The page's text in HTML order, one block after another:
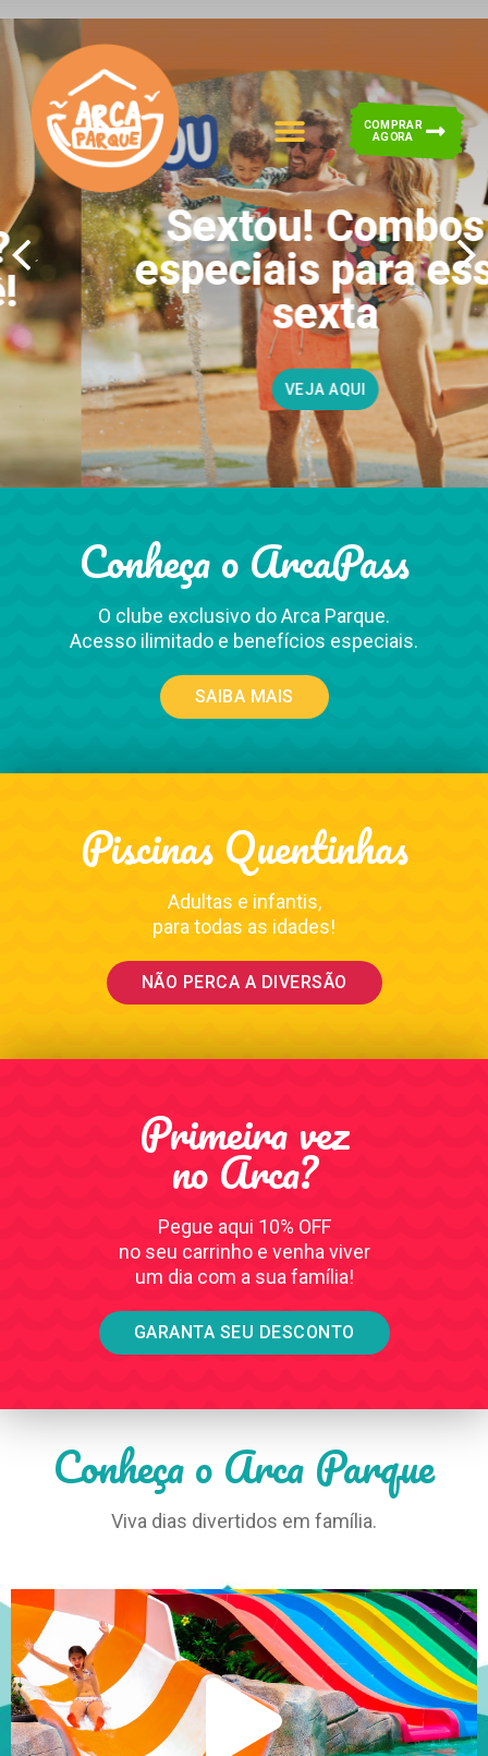
COMPRAR
AGORA
Sextou! Combos
especiais para essa
sexta
VEJA AQUI
Conheça o ArcaPass
O clube exclusivo do Arca Parque.
Acesso ilimitado e benefícios especiais.
SAIBA MAIS
Piscinas Quentinhas
Adultas e infantis,
para todas as idades!
NÃO PERCA A DIVERSÃO
Primeira vez
no Arca?
Pegue aqui 10% OFF
no seu carrinho e venha viver
um dia com a sua família!
GARANTA SEU DESCONTO
Conheça o Arca Parque
Viva dias divertidos em família.